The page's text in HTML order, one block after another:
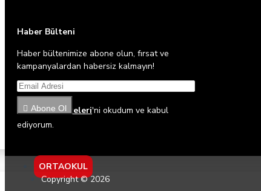
ORTAOKUL
Haber Bülteni
Haber bültenimize abone olun, fırsat ve
kampanyalardan habersiz kalmayın!
Abone Ol
Gizlilik İlkeleri'ni okudum ve kabul
ediyorum.
Copyright © 2026